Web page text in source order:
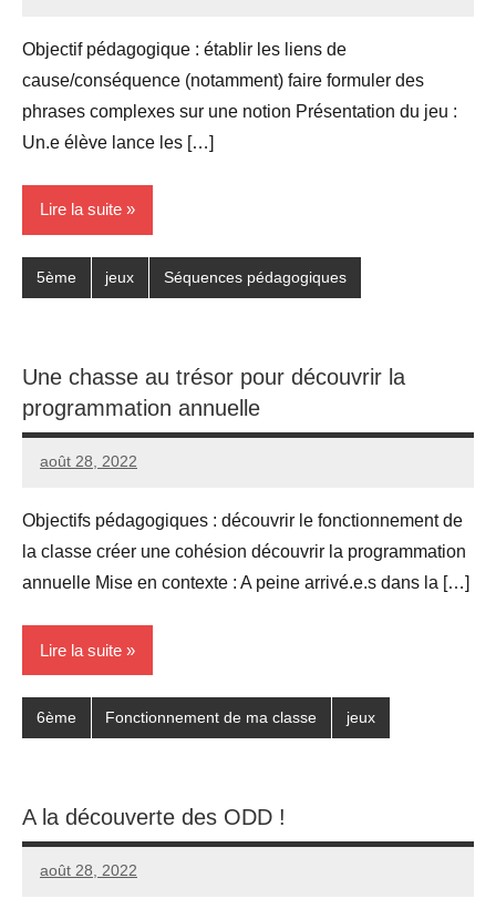
Objectif pédagogique : établir les liens de
cause/conséquence (notamment) faire formuler des
phrases complexes sur une notion Présentation du jeu :
Un.e élève lance les […]
Lire la suite
5ème jeux Séquences pédagogiques
Une chasse au trésor pour découvrir la
programmation annuelle
août 28, 2022
Seg0_La_Vraie
2
Objectifs pédagogiques : découvrir le fonctionnement de
la classe créer une cohésion découvrir la programmation
annuelle Mise en contexte : A peine arrivé.e.s dans la […]
Lire la suite
6ème Fonctionnement de ma classe jeux
A la découverte des ODD !
août 28, 2022
Seg0_La_Vraie
3